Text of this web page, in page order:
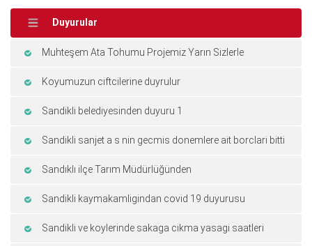
Duyurular
Muhteşem Ata Tohumu Projemiz Yarın Sizlerle
Koyumuzun ciftcilerine duyrulur
Sandikli belediyesinden duyuru 1
Sandikli sanjet a s nin gecmis donemlere ait borclari bitti
Sandıklı ilçe Tarım Müdürlüğünden
Sandikli kaymakamligindan covid 19 duyurusu
Sandikli ve koylerinde sakaga cikma yasagi saatleri